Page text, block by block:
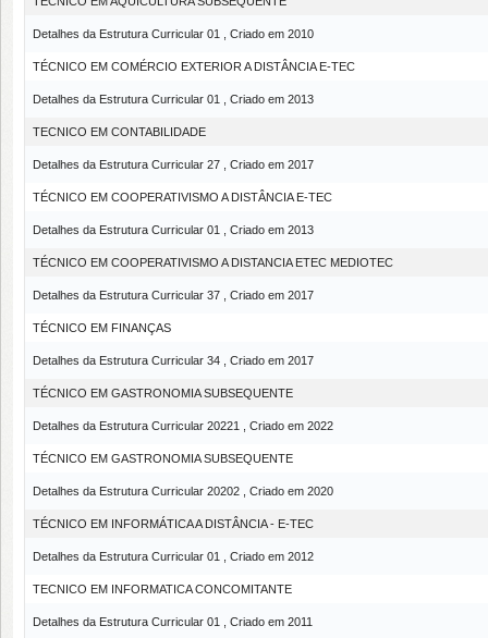
Detalhes da Estrutura Curricular 01 , Criado em 2010
TÉCNICO EM COMÉRCIO EXTERIOR A DISTÂNCIA E-TEC
Detalhes da Estrutura Curricular 01 , Criado em 2013
TECNICO EM CONTABILIDADE
Detalhes da Estrutura Curricular 27 , Criado em 2017
TÉCNICO EM COOPERATIVISMO A DISTÂNCIA E-TEC
Detalhes da Estrutura Curricular 01 , Criado em 2013
TÉCNICO EM COOPERATIVISMO A DISTANCIA ETEC MEDIOTEC
Detalhes da Estrutura Curricular 37 , Criado em 2017
TÉCNICO EM FINANÇAS
Detalhes da Estrutura Curricular 34 , Criado em 2017
TÉCNICO EM GASTRONOMIA SUBSEQUENTE
Detalhes da Estrutura Curricular 20221 , Criado em 2022
TÉCNICO EM GASTRONOMIA SUBSEQUENTE
Detalhes da Estrutura Curricular 20202 , Criado em 2020
TÉCNICO EM INFORMÁTICA A DISTÂNCIA - E-TEC
Detalhes da Estrutura Curricular 01 , Criado em 2012
TECNICO EM INFORMATICA CONCOMITANTE
Detalhes da Estrutura Curricular 01 , Criado em 2011